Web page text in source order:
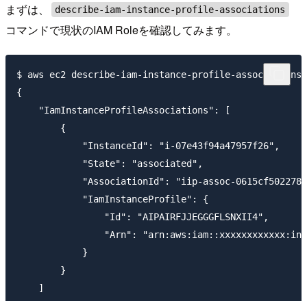
まずは、 describe-iam-instance-profile-associations
コマンドで現状のIAM Roleを確認してみます。
$ aws ec2 describe-iam-instance-profile-associations
{
    "IamInstanceProfileAssociations": [
        {
            "InstanceId": "i-07e43f94a47957f26",
            "State": "associated",
"AssociationId": "iip-assoc-
            "IamInstanceProfile": {
                "Id": "AIPAIRFJJEGGGFLSNXII4",
"Arn":
            }
        }
    ]